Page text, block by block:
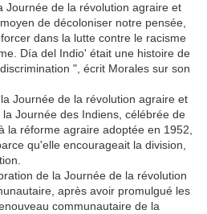
Journée de la révolution agraire et
de décoloniser notre pensée,
dans la lutte contre le racisme
Día del Indio' était une histoire de
", écrit Morales sur son
Journée de la révolution agraire et
Journée des Indiens, célébrée de
la réforme agraire adoptée en 1952,
qu'elle encourageait la division,
de la Journée de la révolution
après avoir promulgué les
communautaire de la